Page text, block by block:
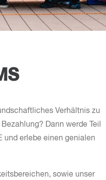
Verhältnis zu
Dann werde Teil
und erlebe einen genialen
sowie unser